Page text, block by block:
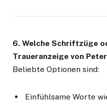
6. Welche Schriftzüge
Traueranzeige von
Beliebte Optionen sind:
Einfühlsame Worte